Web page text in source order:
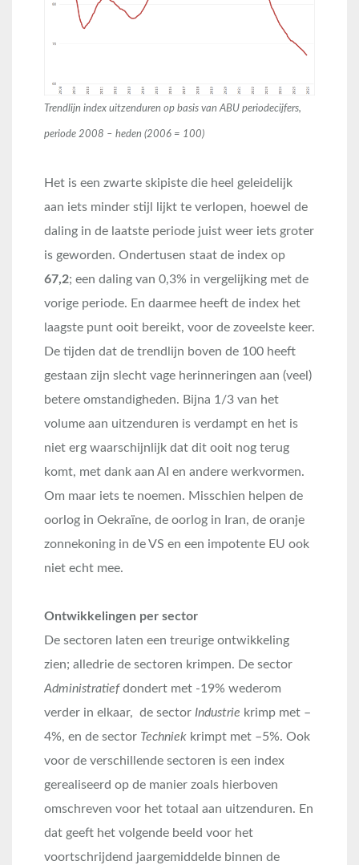
Trendlijn index uitzenduren op basis van ABU periodecijfers,
periode 2008 – heden (2006 = 100)
Het is een zwarte skipiste die heel geleidelijk
aan iets minder stijl lijkt te verlopen, hoewel de
daling in de laatste periode juist weer iets groter
is geworden. Ondertusen staat de index op
67,2; een daling van 0,3% in vergelijking met de
vorige periode. En daarmee heeft de index het
laagste punt ooit bereikt, voor de zoveelste keer.
De tijden dat de trendlijn boven de 100 heeft
gestaan zijn slecht vage herinneringen aan (veel)
betere omstandigheden. Bijna 1/3 van het
volume aan uitzenduren is verdampt en het is
niet erg waarschijnlijk dat dit ooit nog terug
komt, met dank aan AI en andere werkvormen.
Om maar iets te noemen. Misschien helpen de
oorlog in Oekraïne, de oorlog in Iran, de oranje
zonnekoning in de VS en een impotente EU ook
niet echt mee.
Ontwikkelingen per sector
De sectoren laten een treurige ontwikkeling
zien; alledrie de sectoren krimpen. De sector
Administratiefdondert met -19% wederom
verder in elkaar, de sector Industrie krimp met –
4%, en de sector Techniek krimpt met –5%. Ook
voor de verschillende sectoren is een index
gerealiseerd op de manier zoals hierboven
omschreven voor het totaal aan uitzenduren. En
dat geeft het volgende beeld voor het
voortschrijdend jaargemiddelde binnen de